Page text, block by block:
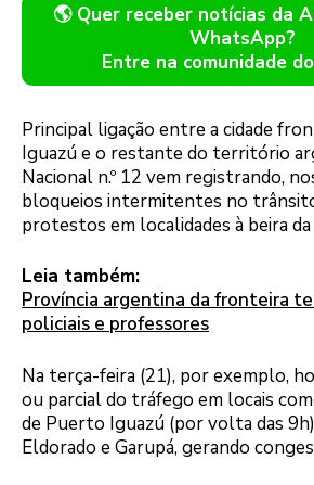
🌎 Quer receber notícias da
WhatsApp?
Entre na comunidade
Principal ligação entre a cidade
Iguazú e o restante do território
Nacional n.º 12 vem registrando,
bloqueios intermitentes no
protestos em localidades à beira
Leia também:
Província argentina da fronteira
policiais e professores
Na terça-feira (21), por exemplo,
ou parcial do tráfego em locais
de Puerto Iguazú (por volta das
Eldorado e Garupá, gerando